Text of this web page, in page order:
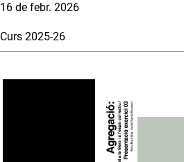
16 de febr. 2026
Curs 2025-26